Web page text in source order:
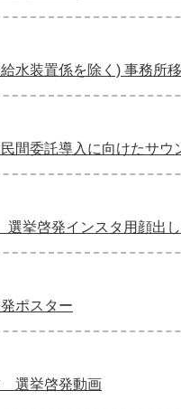
水装置係を除く) 事務所
間委託導入に向けたサウ
挙啓発インスタ用顔出
ポスター
選挙啓発動画